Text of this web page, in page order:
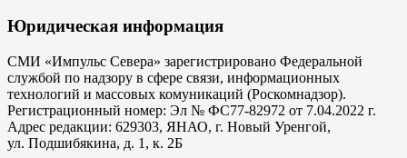
Юридическая информация
СМИ «Импульс Севера» зарегистрировано Федеральной
службой по надзору в сфере связи, информационных
технологий и массовых комуникаций (Роскомнадзор).
Регистрационный номер: Эл № ФС77-82972 от 7.04.2022 г.
Адрес редакции: 629303, ЯНАО, г. Новый Уренгой,
ул. Подшибякина, д. 1, к. 2Б